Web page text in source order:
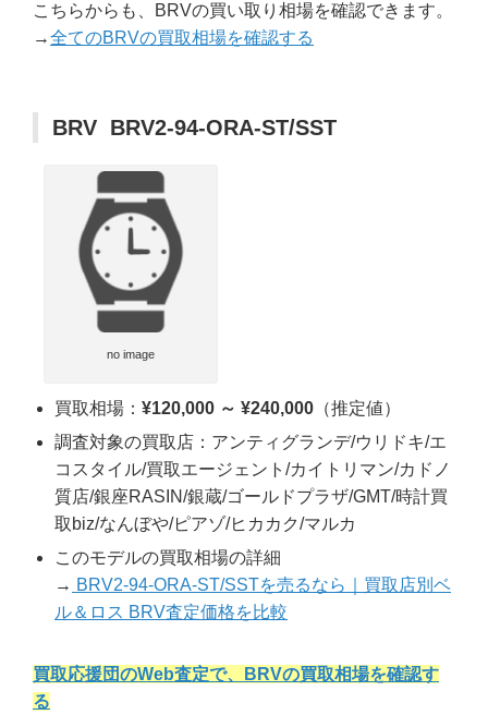
こちらからも、BRVの買い取り相場を確認できます。
→全てのBRVの買取相場を確認する
BRV BRV2-94-ORA-ST/SST
no image
買取相場： ¥120,000 ～ ¥240,000 （推定値）
調査対象の買取店：アンティグランデ/ウリドキ/エ
コスタイル/買取エージェント/カイトリマン/カドノ
質店/銀座RASIN/銀蔵/ゴールドプラザ/GMT/時計買
取biz/なんぼや/ピアゾ/ヒカカク/マルカ
このモデルの買取相場の詳細
→ BRV2-94-ORA-ST/SSTを売るなら｜買取店別ベ
ル＆ロス BRV査定価格を比較
買取応援団のWeb査定で、BRVの買取相場を確認す
る